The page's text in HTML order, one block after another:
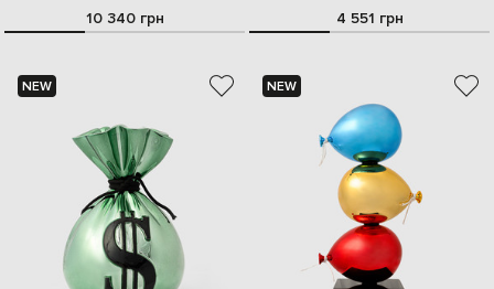
10 340 грн 4 551 грн
NEW NEW